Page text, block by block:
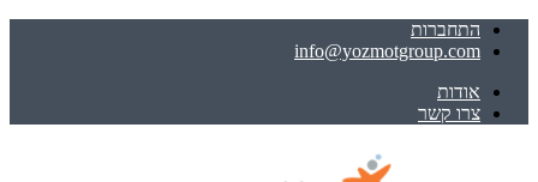
התחברות
info@yozmotgroup.com
אודות
צרו קשר